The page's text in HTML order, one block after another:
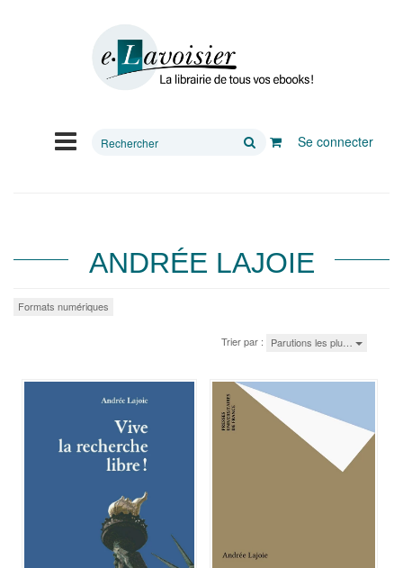
Rechercher
Se connecter
ANDRÉE LAJOIE
Formats numériques
Trier par : Parutions les plu…